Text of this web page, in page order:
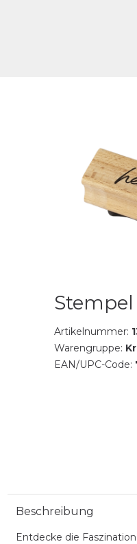
Artikelnummer:
Warengruppe:
EAN/UPC-Code:
Beschreibung
Entdecke die